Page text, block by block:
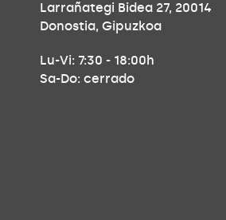
Larrañategi Bidea 27, 20014
Donostia, Gipuzkoa
Lu-Vi: 7:30 - 18:00h
Sa-Do: cerrado